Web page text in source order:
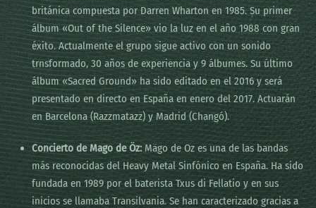
británica compuesta por Darren Wharton en 1985. Su primer
álbum «Out of the Silence» vio la luz en el año 1988 con gran
éxito. Actualmente el grupo sigue activo con un sonido
trnsformado, 30 años de experiencia y 9 álbumes. Su último
álbum «Sacred Ground» ha sido editado en el 2016 y será
presentado en directo en España en enero del 2017. Actuarán
en Barcelona (Razzmatazz) y Madrid (Changó).
Concierto de Mago de Öz: Mägo de Oz es una de las bandas
más reconocidas del Heavy Metal Sinfónico en España. Ha sido
fundada en 1989 por el baterista Txus di Fellatio y en sus
inicios se llamaba Transilvania. Se han caracterizado gracias a